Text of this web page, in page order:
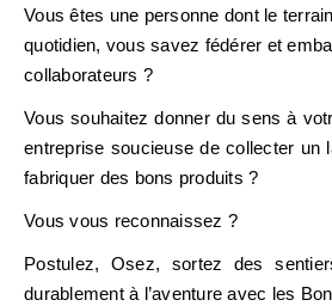
Vous êtes une personne dont le
quotidien, vous savez fédérer et
collaborateurs ?
Vous souhaitez donner du sens à
entreprise soucieuse de collecter un
fabriquer des bons produits ?
Vous vous reconnaissez ?
Postulez, Osez, sortez des
durablement à l’aventure avec les